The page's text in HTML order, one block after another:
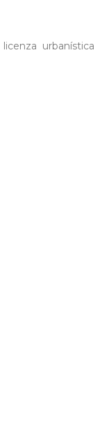
urbanística